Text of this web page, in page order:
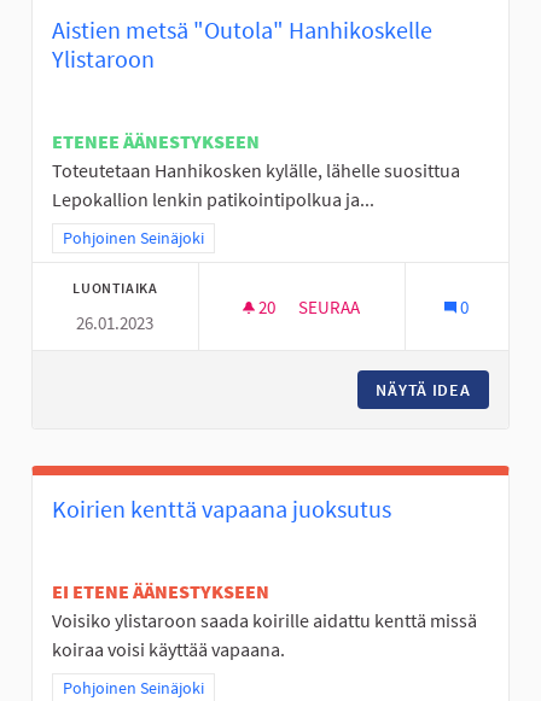
Aistien metsä "Outola" Hanhikoskelle
Ylistaroon
ETENEE ÄÄNESTYKSEEN
Toteutetaan Hanhikosken kylälle, lähelle suosittua
Lepokallion lenkin patikointipolkua ja...
Rajaa tulokset teeman mukaan: Pohjoinen Seinäjoki
Pohjoinen Seinäjoki
LUONTIAIKA
26.01.2023
20 20 SEURAAJAA
SEURAA 0
NÄYTÄ IDEA
Koirien kenttä vapaana juoksutus
EI ETENE ÄÄNESTYKSEEN
Voisiko ylistaroon saada koirille aidattu kenttä missä
koiraa voisi käyttää vapaana.
Rajaa tulokset teeman mukaan: Pohjoinen Seinäjoki
Pohjoinen Seinäjoki